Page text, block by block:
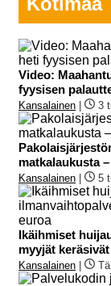
Video:
fyysisen
Kansalainen 3
matkalaukusta
Kansalainen 5
Ikäihmiset
myyjät
Kansalainen